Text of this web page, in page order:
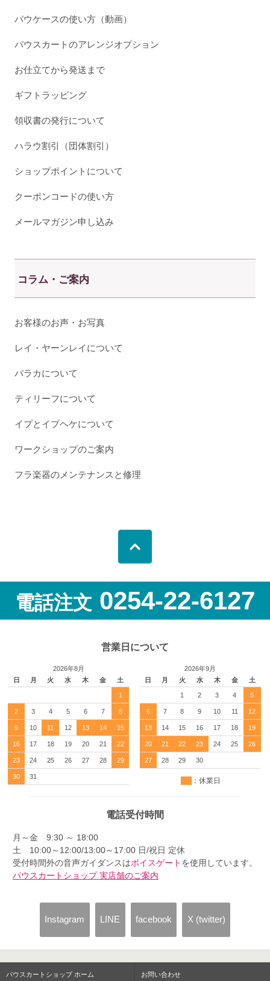
パウケースの使い方（動画）
パウスカートのアレンジオプション
お仕立てから発送まで
ギフトラッピング
領収書の発行について
ハラウ割引（団体割引）
ショップポイントについて
クーポンコードの使い方
メールマガジン申し込み
コラム・ご案内
お客様のお声・お写真
レイ・ヤーンレイについて
パラカについて
ティリーフについて
イプとイプヘケについて
ワークショップのご案内
フラ楽器のメンテナンスと修理
電話注文 0254-22-6127
営業日について
2026年8月
日
月 火 水 木 金 土
1
2 3 4 5 6 7 8
9 10 11 12 13 14 15
16 17 18 19 20 21 22
23 24 25 26 27 28 29
30 31
2026年9月
日
月 火 水 木 金 土
1 2 3 4 5
6 7 8 9 10 11 12
13 14 15 16 17 18 19
20 21 22 23 24 25 26
27 28 29 30
：休業日
電話受付時間
月～金 9:30 ～ 18:00
土 10:00～12:00/13:00～17:00 日/祝日 定休
受付時間外の音声ガイダンスはボイスゲート を使用しています。
パウスカートショップ 実店舗のご案内
Instagram LINE facebook X (twitter)
パウスカートショップ ホーム お問い合わせ